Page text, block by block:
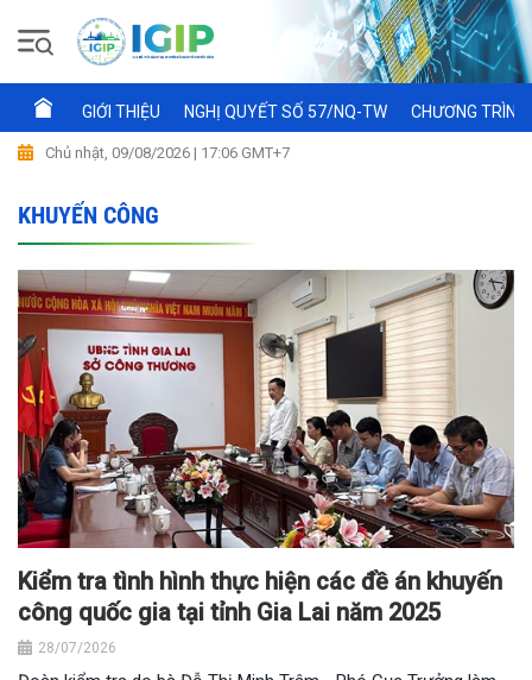
GIỚI THIỆU NGHỊ QUYẾT SỐ 57/NQ-TW CHƯƠNG
Chủ nhật, 09/08/2026 | 17:06 GMT+7
KHUYẾN CÔNG
Kiểm tra tình hình thực hiện các đề án khuyến
công quốc gia tại tỉnh Gia Lai năm 2025
28/07/2026